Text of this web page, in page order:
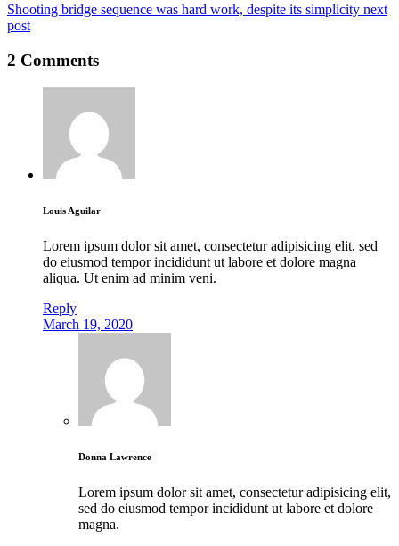
Shooting bridge sequence was hard work, despite its simplicity next
post
2 Comments
Louis Aguilar
Lorem ipsum dolor sit amet, consectetur adipisicing elit, sed
do eiusmod tempor incididunt ut labore et dolore magna
aliqua. Ut enim ad minim veni.
Reply
March 19, 2020
Donna Lawrence
Lorem ipsum dolor sit amet, consectetur adipisicing elit,
sed do eiusmod tempor incididunt ut labore et dolore
magna.